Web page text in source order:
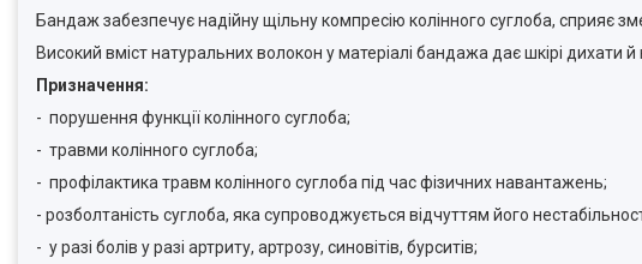
Бандаж забезпечує надійну щільну компресію колінного суглоба, сприяє
Високий вміст натуральних волокон у матеріалі бандажа дає шкірі дихати
Призначення:
- порушення функції колінного суглоба;
- травми колінного суглоба;
- профілактика травм колінного суглоба під час фізичних навантажень;
- розболтаність суглоба, яка супроводжується відчуттям його
- у разі болів у разі артриту, артрозу, синовітів, бурситів;